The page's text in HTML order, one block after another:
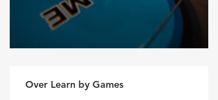
Over Learn by Games